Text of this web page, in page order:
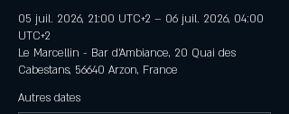
05 juil. 2026, 21:00 UTC+2 – 06 juil. 2026, 04:00
UTC+2
Le Marcellin - Bar d’Ambiance, 20 Quai des
Cabestans, 56640 Arzon, France
Autres dates